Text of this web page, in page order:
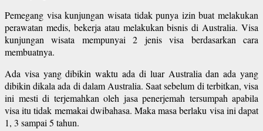
Pemegang visa kunjungan wisata tidak punya izin buat melakukan
perawatan medis, bekerja atau melakukan bisnis di Australia. Visa
kunjungan wisata mempunyai 2 jenis visa berdasarkan cara
membuatnya.
Ada visa yang dibikin waktu ada di luar Australia dan ada yang
dibikin dikala ada di dalam Australia. Saat sebelum di terbitkan, visa
ini mesti di terjemahkan oleh jasa penerjemah tersumpah apabila
visa itu tidak memakai dwibahasa. Maka masa berlaku visa ini dapat
1, 3 sampai 5 tahun.